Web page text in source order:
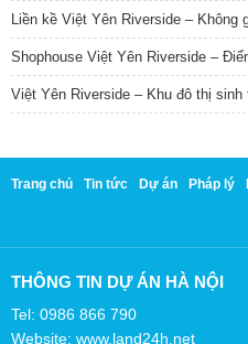
Liền kề Việt Yên Riverside – Không
Shophouse Việt Yên Riverside –
Việt Yên Riverside – Khu đô thị
Trang chủ Tin tức Dự án Pháp lý
THÔNG TIN DỰ ÁN HÀ NỘI
Tel: 0986 866 790
Website: www.land24h.net